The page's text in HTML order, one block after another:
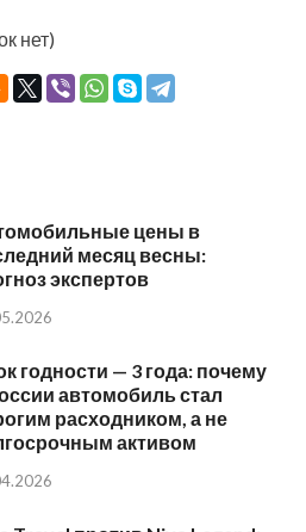
нет)
цены в
месяц весны:
экспертов
годности — 3 года: почему
автомобиль стал
расходником, а не
активом